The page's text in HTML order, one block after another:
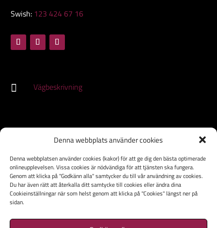
Denna webbplats använder cookies
Denna webbplatsen använder cookies (kakor) för att ge dig den bästa optimerade
onlineupplevelsen. Vissa cookies är nödvändiga för att tjänsten ska fungera.
Genom att klicka på "Godkänn alla" samtycker du till vår användning av cookies.
Du har även rätt att återkalla ditt samtycke till cookies eller ändra dina
Cookieinställningar när som helst genom att klicka på "Cookies" längst ner på
sidan.
Swish: 123 424 67 16
 Vägbeskrivning
HEM
FAQ
TEAMBUILDING
FIRANDE
KONTAKT
OM OSS